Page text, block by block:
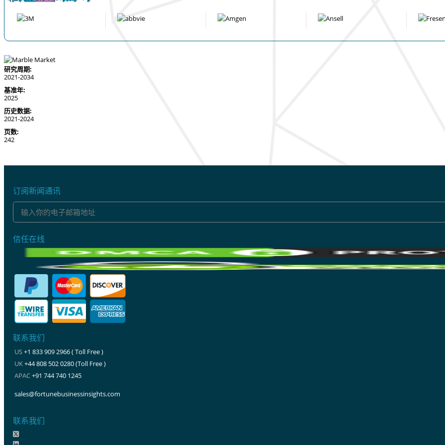
研究周期:
2021-2034
基准年:
2025
历史数据:
2021-2024
页数:
242
订阅新闻通讯
信任在线
联系我们
US+1 833 909 2966 ( Toll Free )
UK+44 808 502 0280 (Toll Free )
APAC+91 744 740 1245
sales@fortunebusinessinsights.com
联系我们